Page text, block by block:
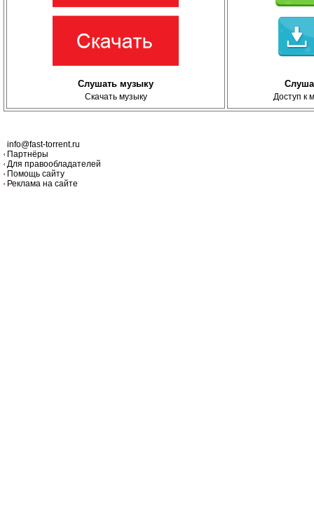
Слушать музыку
Скачать музыку Доступ к
info@fast-torrent.ru
Партнёры
Для правообладателей
Помощь сайту
Реклама на сайте